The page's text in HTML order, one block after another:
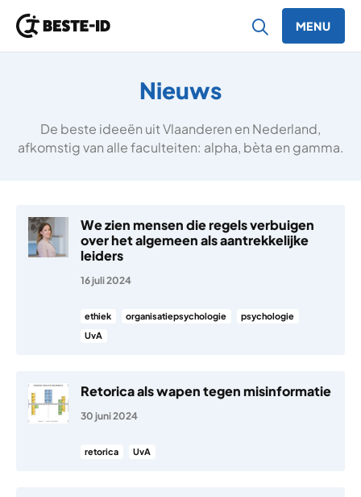
MENU
Nieuws
De beste ideeën uit Vlaanderen en Nederland,
afkomstig van alle faculteiten: alpha, bèta en gamma.
We zien mensen die regels verbuigen
over het algemeen als aantrekkelijke
leiders
16 juli 2024
ethiek organisatiepsychologie
psychologie
UvA
Retorica als wapen tegen misinformatie
30 juni 2024
retorica UvA